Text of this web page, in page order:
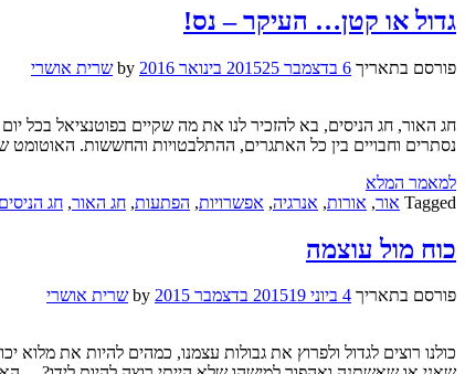
גדול או קטן… העיקר – נס!
פורסם בתאריך 6 בדצמבר 2015 25 בינואר 2016 שרית אושרי
חג האור, חג הניסים, בא להזכיר לנו את מה שקיים בפוטנציאל בכל
נסתרים וחבויים בין כל האתגרים, ההתלבטויות והחששות.
למאמר המלא
Tagged אור, אורות, אנרגיה, אפשרויות, הפתעות, חג האור, חג הניסים
כוח מול עוצמה
פורסם בתאריך 4 ביוני 2015 19 בדצמבר 2015 שרית אושרי
כולנו רוצים לגדול ולפרוץ את גבולות עצמנו, כמהים להיות את